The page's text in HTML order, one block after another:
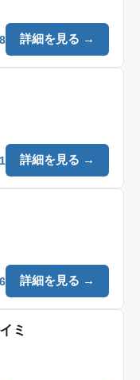
詳細を見る →
詳細を見る →
詳細を見る →
ミ